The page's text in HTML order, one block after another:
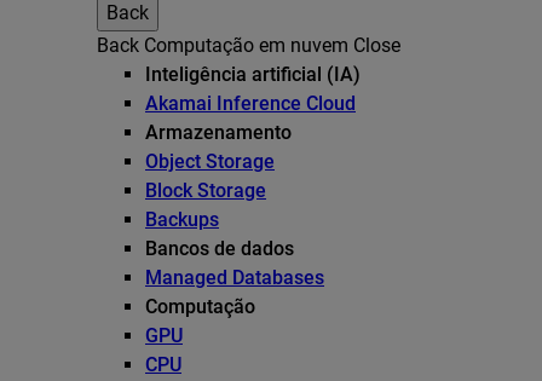
Back
Back Computação em nuvem Close
Inteligência artificial (IA)
Akamai Inference Cloud
Armazenamento
Object Storage
Block Storage
Backups
Bancos de dados
Managed Databases
Computação
GPU
CPU